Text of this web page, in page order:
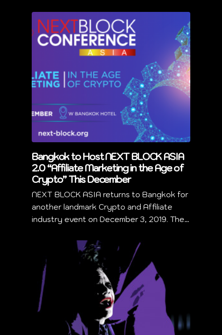
Bangkok to Host NEXT BLOCK ASIA
2.0 “Affiliate Marketing in the Age of
Crypto” This December
NEXT BLOCK ASIA returns to Bangkok for
another landmark Crypto and Affiliate
industry event on December 3, 2019. The…